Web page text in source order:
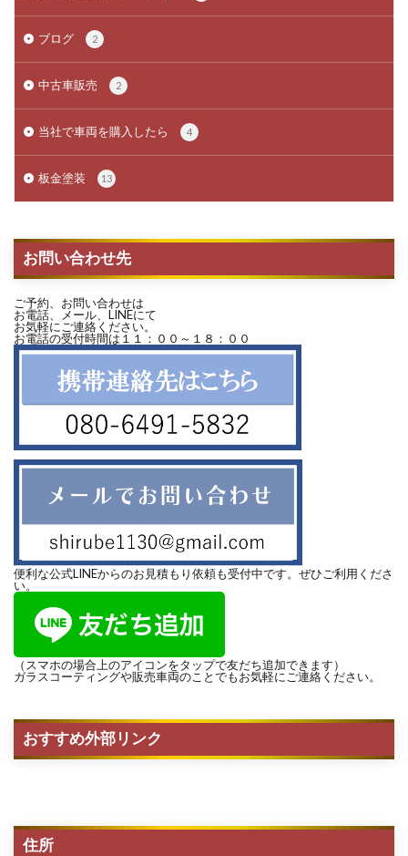
ブログ 2
中古車販売 2
当社で車両を購入したら 4
板金塗装 13
お問い合わせ先
ご予約、お問い合わせは
お電話、メール、LINEにて
お気軽にご連絡ください。
お電話の受付時間は１１：００～１８：００
便利な公式LINEからのお見積もり依頼も受付中です。ぜひご利用くださ
い。
（スマホの場合上のアイコンをタップで友だち追加できます）
ガラスコーティングや販売車両のことでもお気軽にご連絡ください。
おすすめ外部リンク
住所